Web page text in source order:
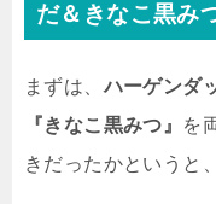
だ＆きなこ黒み
まずは、ハーゲンダ
『きなこ黒みつ』
を
きだったかというと、